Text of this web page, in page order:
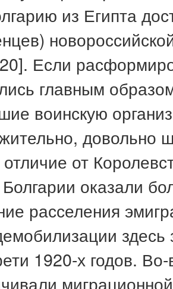
из Египта
Если
главным
воинскую
довольно
от
оказали
расселения
1920-х годов.